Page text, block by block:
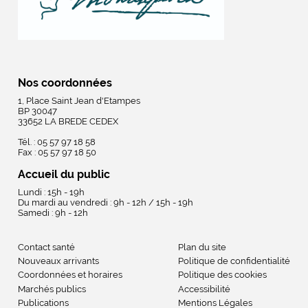
Nos coordonnées
1, Place Saint Jean d'Etampes
BP 30047
33652 LA BREDE CEDEX
Tél. : 05 57 97 18 58
Fax : 05 57 97 18 50
Accueil du public
Lundi : 15h - 19h
Du mardi au vendredi : 9h - 12h / 15h - 19h
Samedi : 9h - 12h
Contact santé
Nouveaux arrivants
Coordonnées et horaires
Marchés publics
Publications
Plan du site
Politique de confidentialité
Politique des cookies
Accessibilité
Mentions Légales